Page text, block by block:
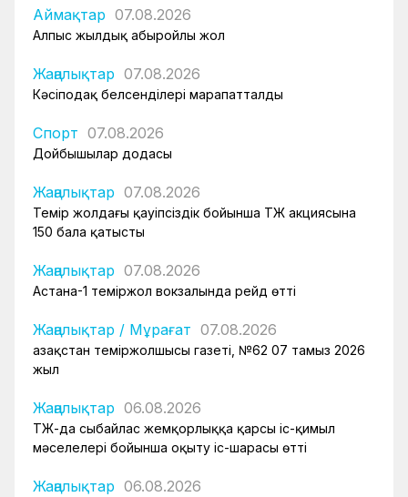
Аймақтар 07.08.2026
Алпыс жылдық абыройлы жол
Жаңалықтар 07.08.2026
Кәсіподақ белсенділері марапатталды
Спорт 07.08.2026
Дойбышылар додасы
Жаңалықтар 07.08.2026
Темір жолдағы қауіпсіздік бойынша ҚТЖ акциясына
150 бала қатысты
Жаңалықтар 07.08.2026
Астана-1 теміржол вокзалында рейд өтті
Жаңалықтар / Мұрағат 07.08.2026
Қазақстан теміржолшысы газеті, №62 07 тамыз 2026
жыл
Жаңалықтар 06.08.2026
ҚТЖ-да сыбайлас жемқорлыққа қарсы іс-қимыл
мәселелері бойынша оқыту іс-шарасы өтті
Жаңалықтар 06.08.2026